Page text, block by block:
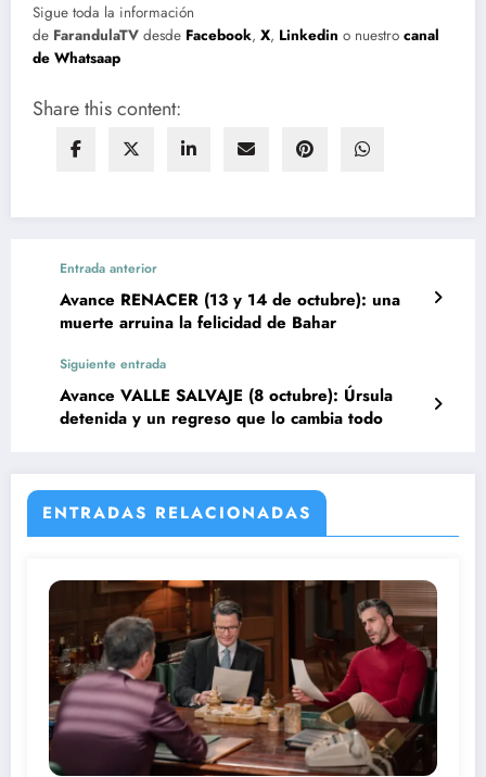
Sigue toda la información
de FarandulaTV desde Facebook, X, Linkedin o nuestro canal
de Whatsaap
Share this content:
Entrada anterior
Avance RENACER (13 y 14 de octubre): una
muerte arruina la felicidad de Bahar
Siguiente entrada
Avance VALLE SALVAJE (8 octubre): Úrsula
detenida y un regreso que lo cambia todo
ENTRADAS RELACIONADAS